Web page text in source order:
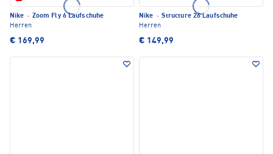
Nike · Zoom Fly 6 Laufschuhe
Herren
€ 169,99
Nike · Structure 26 Laufschuhe
Herren
€ 149,99